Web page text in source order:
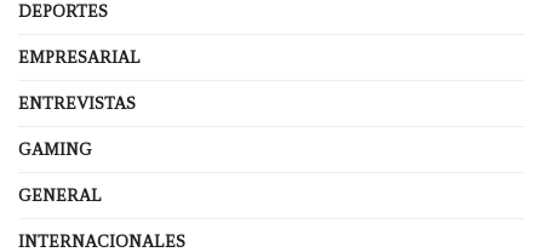
DEPORTES
EMPRESARIAL
ENTREVISTAS
GAMING
GENERAL
INTERNACIONALES